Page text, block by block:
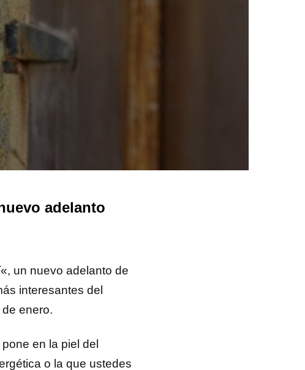
adelanto
«, un nuevo adelanto de
interesantes del
enero.
en la piel del
o la que ustedes